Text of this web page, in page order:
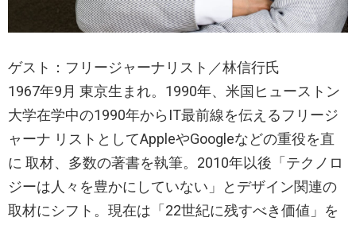
ゲスト：フリージャーナリスト／林信行氏
1967年9月 東京生まれ。1990年、米国ヒューストン
大学在学中の1990年からIT最前線を伝えるフリージ
ャーナ リストとしてAppleやGoogleなどの重役を直
に 取材、多数の著書を執筆。2010年以後「テクノロ
ジーは人々を豊かにしていない」とデザイン関連の
取材にシフト。現在は「22世紀に残すべき価値」を